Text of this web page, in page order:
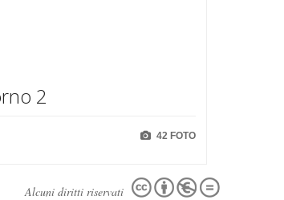
2
42 FOTO
Alcuni diritti riservati